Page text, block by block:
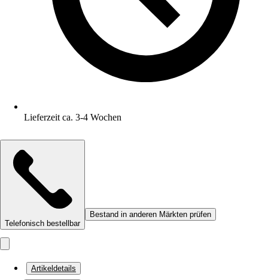
Lieferzeit ca. 3-4 Wochen
Telefonisch bestellbar
Bestand in anderen Märkten prüfen
Artikeldetails